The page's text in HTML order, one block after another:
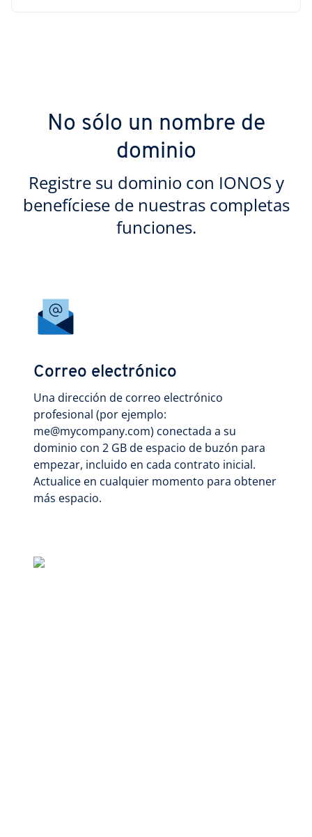
No sólo un nombre de
dominio
Registre su dominio con IONOS y
benefíciese de nuestras completas
funciones.
Correo electrónico
Una dirección de correo electrónico
profesional (por ejemplo:
me@mycompany.com) conectada a su
dominio con 2 GB de espacio de buzón para
empezar, incluido en cada contrato inicial.
Actualice en cualquier momento para obtener
más espacio.